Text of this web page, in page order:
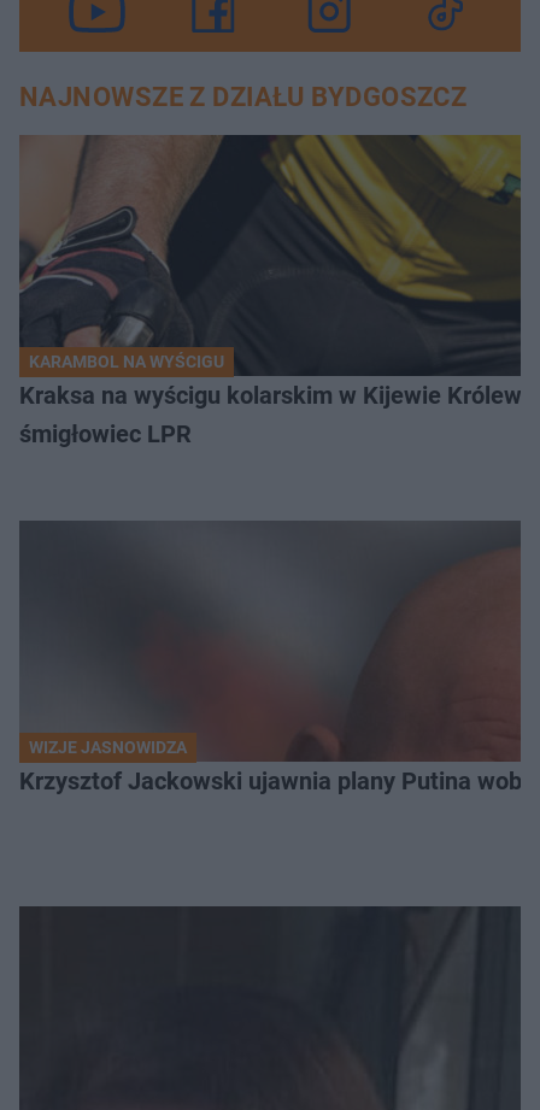
NAJNOWSZE Z DZIAŁU BYDGOSZCZ
KARAMBOL NA WYŚCIGU
Kraksa na wyścigu kolarskim w Kijewie
śmigłowiec LPR
WIZJE JASNOWIDZA
Krzysztof Jackowski ujawnia plany Putina